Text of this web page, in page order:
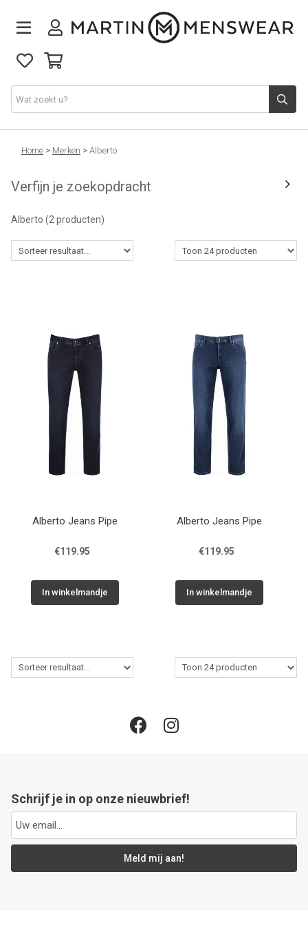
Nieuw binnen
Collectie
Jeans
Schoenen
Cadeaus
Cadeaubon
Contact
Home > Merken > Alberto
Verfijn je zoekopdracht
Alberto (2 producten)
Alberto Jeans Pipe
€119.95
In winkelmandje
Alberto Jeans Pipe
€119.95
In winkelmandje
Schrijf je in op onze nieuwbrief!
Meld mij aan!